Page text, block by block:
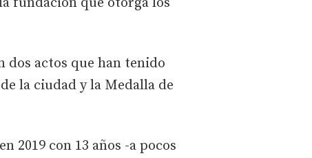
dos actos que han tenido
la ciudad y la Medalla de
2019 con 13 años -a pocos